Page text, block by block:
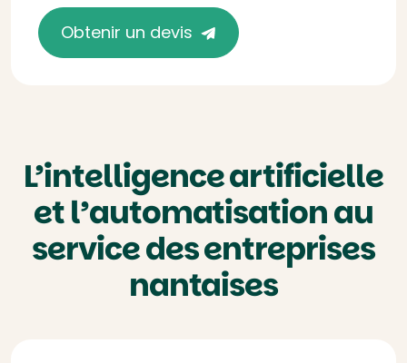
Obtenir un devis
L’intelligence artificielle
et l’automatisation au
service des entreprises
nantaises